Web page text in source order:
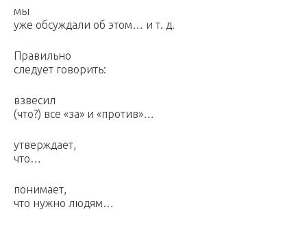
мы
уже обсуждали об этом… и т. д.
Правильно
следует говорить:
взвесил
(что?) все «за» и «против»…
утверждает,
что…
понимает,
что нужно людям…